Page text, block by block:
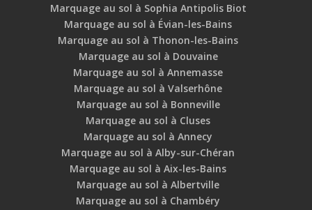
Marquage au sol à Sophia Antipolis Biot
Marquage au sol à Évian-les-Bains
Marquage au sol à Thonon-les-Bains
Marquage au sol à Douvaine
Marquage au sol à Annemasse
Marquage au sol à Valserhône
Marquage au sol à Bonneville
Marquage au sol à Cluses
Marquage au sol à Annecy
Marquage au sol à Alby-sur-Chéran
Marquage au sol à Aix-les-Bains
Marquage au sol à Albertville
Marquage au sol à Chambéry